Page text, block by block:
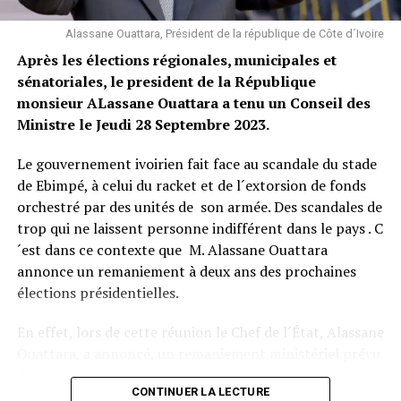
perversité de ce casting électoral, a décidé de ne pas
accompagner Alassane Dramane Ouattara dans sa
forfaiture et d’appeler depuis le dimanche 20 septembre
à la désobéissance civile en Côte d’Ivoire. Seul Konan
Kouakou Bertin, KKB pour les intimes, semble encore se
complaire dans le rôle de la mascotte électorale que
reste pour l’heure le seul candidat en lice face au
président sortant,
Hervé Christ
Facebook
Twitter
EmailWhatsApp
Telegram
Partager
Comments
dangereux produit pour disent-ils un examen
approfondi.
Saint Leo @leadernewsci
Facebook
Twitter
EmailWhatsApp
Comments
comments
Alassane Ouattara, Président de la république de Côte d´Ivoire
Après les élections régionales, municipales et
sénatoriales, le president de la République
monsieur ALassane Ouattara a tenu un Conseil des
Ministre le Jeudi 28 Septembre 2023.
Le gouvernement ivoirien fait face au scandale du stade
de Ebimpé, à celui du racket et de l´extorsion de fonds
orchestré par des unités de son armée. Des scandales de
trop qui ne laissent personne indifférent dans le pays . C
´est dans ce contexte que M. Alassane Ouattara
annonce un remaniement à deux ans des prochaines
élections présidentielles.
En effet, lors de cette réunion le Chef de l´État, Alassane
dans les prochaines semaines, après la mise en place du
Sénat. Bien avant, le Chef de l´Etat procedera à la
CONTINUER LA LECTURE